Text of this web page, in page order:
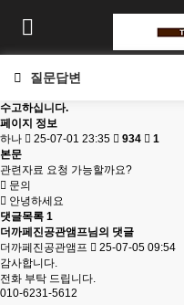
질문답변
수고하십니다.
페이지 정보
하나
25-07-01 23:35 934
1
본문
관련자료 요청 가능할까요?
문의
안녕하세요
댓글목록 1
더까페진공관앰프님의 댓글
더까페진공관앰프
25-07-05 09:54
감사합니다.
전화 부탁 드립니다.
010-6231-5612